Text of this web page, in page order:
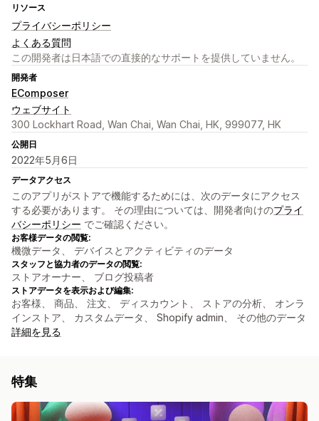
リソース
プライバシーポリシー
よくある質問
この開発者は日本語での直接的なサポートを提供していません。
開発者
EComposer
ウェブサイト
300 Lockhart Road, Wan Chai, Wan Chai, HK, 999077, HK
公開日
2022年5月6日
データアクセス
このアプリがストアで機能するためには、次のデータにアクセス
する必要があります。 その理由については、開発者向けのプライ
バシーポリシー でご確認ください。
お客様データの閲覧:
機微データ、 デバイスとアクティビティのデータ
スタッフと協力者のデータの閲覧:
ストアオーナー、 ブログ投稿者
ストアデータを表示および編集:
お客様、 商品、 注文、 ディスカウント、 ストアの分析、 オンラ
インストア、 カスタムデータ、 Shopify admin、 その他のデータ
詳細を見る
特集